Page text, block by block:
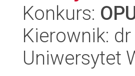
Konkurs:
Kierownik:
Uniwersytet